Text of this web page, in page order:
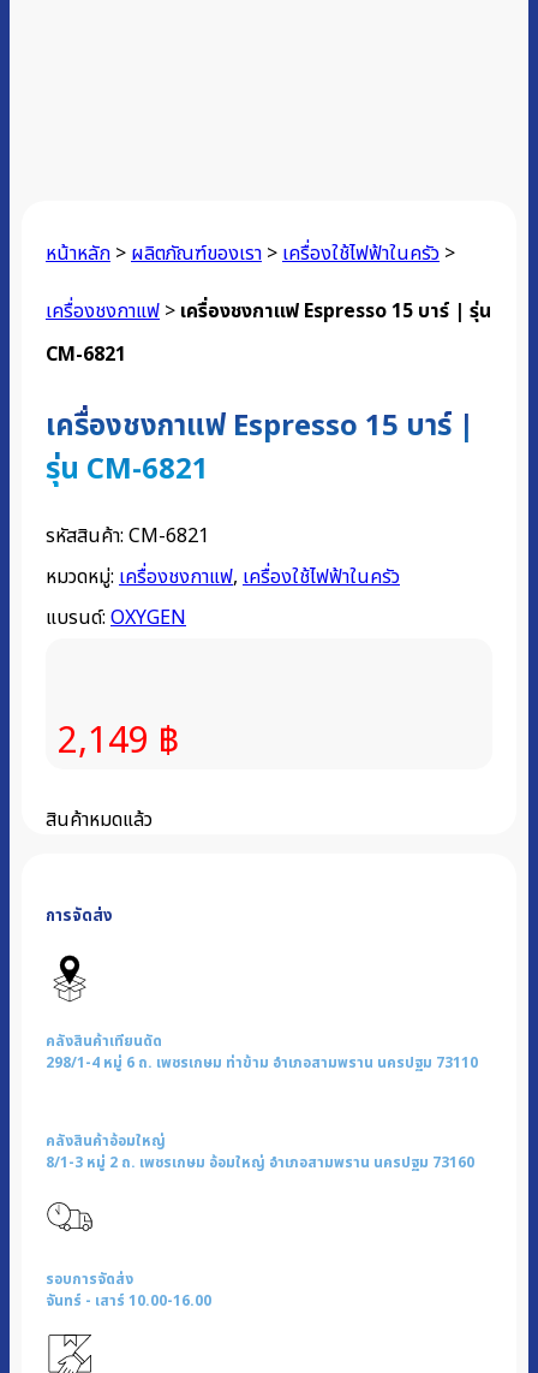
หน้าหลัก >ผลิตภัณฑ์ของเรา >เครื่องใช้ไฟฟ้าในครัว >
เครื่องชงกาแฟ > เครื่องชงกาแฟ Espresso 15 บาร์ | รุ่น
CM-6821
เครื่องชงกาแฟ Espresso 15 บาร์ |
รุ่น CM-6821
รหัสสินค้า: CM-6821
หมวดหมู่: เครื่องชงกาแฟ, เครื่องใช้ไฟฟ้าในครัว
แบรนด์: OXYGEN
2,149 ฿
สินค้าหมดแล้ว
การจัดส่ง
คลังสินค้าเทียนดัด
298/1-4 หมู่ 6 ถ. เพชรเกษม ท่าข้าม อำเภอสามพราน นครปฐม 73110
คลังสินค้าอ้อมใหญ่
8/1-3 หมู่ 2 ถ. เพชรเกษม อ้อมใหญ่ อำเภอสามพราน นครปฐม 73160
รอบการจัดส่ง
จันทร์ - เสาร์ 10.00-16.00